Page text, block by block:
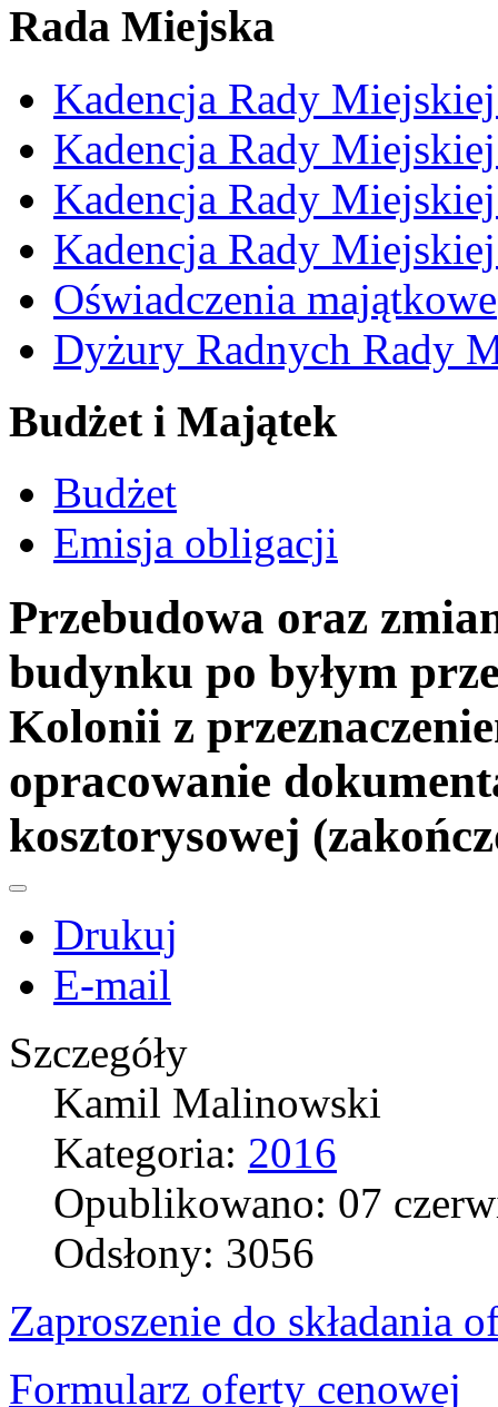
Rada Miejska
Kadencja Rady
Kadencja Rady
Kadencja Rady
Kadencja Rady
Oświadczenia majątkowe
Dyżury Radnych Rady
Budżet i Majątek
Budżet
Emisja obligacji
Przebudowa oraz
budynku po byłym
Kolonii z
opracowanie
kosztorysowej
Drukuj
E-mail
Szczegóły
Kamil Malinowski
Kategoria: 2016
Opublikowano: 07
Odsłony: 3056
Zaproszenie do składania
Formularz oferty cenowej